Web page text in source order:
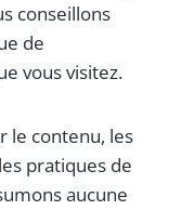
conseillons
de
vous visitez.
le contenu, les
pratiques de
aucune